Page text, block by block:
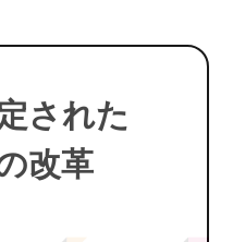
された
改革